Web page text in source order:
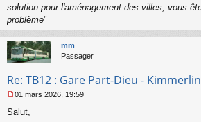
o
u
solution pour l'aménagement des villes, vous
problème"
mm
Passager
Re: TB12 : Gare Part-Dieu -
e
01 mars 2026, 19:59
Salut,